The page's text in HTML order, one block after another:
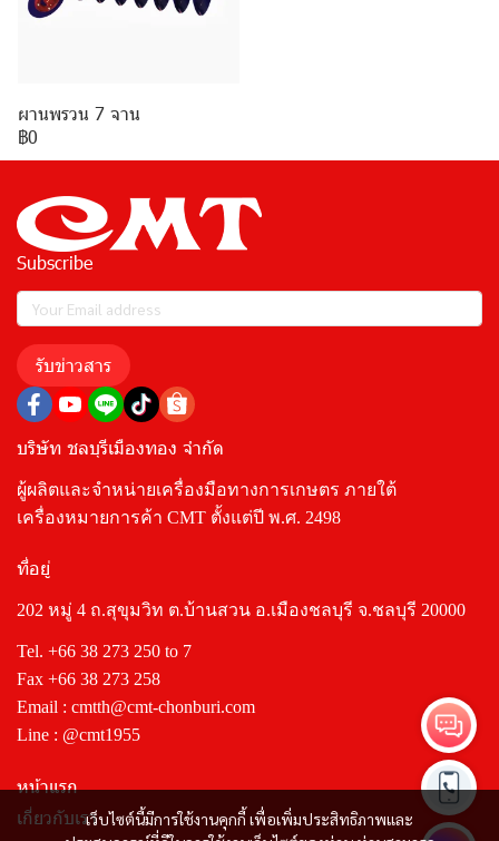
ผานพรวน 7 จาน
฿0
เว็บไซต์นี้มีการใช้งานคุกกี้ เพื่อเพิ่มประสิทธิภาพและ
Subscribe
รับข่าวสาร
บริษัท ชลบุรีเมืองทอง จำกัด
ผู้ผลิตและจำหน่ายเครื่องมือทางการเกษตร ภายใต้
เครื่องหมายการค้า CMT ตั้งแต่ปี พ.ศ. 2498
ที่อยู่
202 หมู่ 4 ถ.สุขุมวิท ต.บ้านสวน อ.เมืองชลบุรี จ.ชลบุรี 20000
Tel. +66 38 273 250 to 7
Fax +66 38 273 258
Email : cmtth@cmt-chonburi.com
Line : @cmt1955
หน้าแรก
เกี่ยวกับเรา